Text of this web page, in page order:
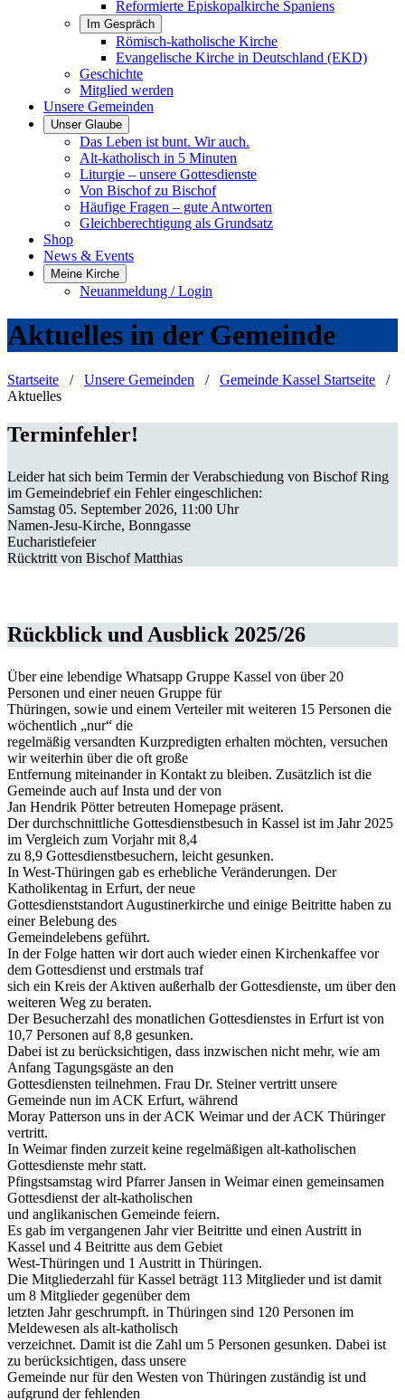
Reformierte Episkopalkirche Spaniens
Im Gespräch
Römisch-katholische Kirche
Evangelische Kirche in Deutschland (EKD)
Geschichte
Mitglied werden
Unsere Gemeinden
Unser Glaube
Das Leben ist bunt. Wir auch.
Alt-katholisch in 5 Minuten
Liturgie – unsere Gottesdienste
Von Bischof zu Bischof
Häufige Fragen – gute Antworten
Gleichberechtigung als Grundsatz
Shop
News & Events
Meine Kirche
Neuanmeldung / Login
Aktuelles in der Gemeinde
Startseite / Unsere Gemeinden / Gemeinde Kassel Startseite /
Aktuelles
Terminfehler!
Leider hat sich beim Termin der Verabschiedung von Bischof Ring
im Gemeindebrief ein Fehler eingeschlichen:
Samstag 05. September 2026, 11:00 Uhr
Namen-Jesu-Kirche, Bonngasse
Eucharistiefeier
Rücktritt von Bischof Matthias
Rückblick und Ausblick 2025/26
Über eine lebendige Whatsapp Gruppe Kassel von über 20
Personen und einer neuen Gruppe für
Thüringen, sowie und einem Verteiler mit weiteren 15 Personen die
wöchentlich „nur“ die
regelmäßig versandten Kurzpredigten erhalten möchten, versuchen
wir weiterhin über die oft große
Entfernung miteinander in Kontakt zu bleiben. Zusätzlich ist die
Gemeinde auch auf Insta und der von
Jan Hendrik Pötter betreuten Homepage präsent.
Der durchschnittliche Gottesdienstbesuch in Kassel ist im Jahr 2025
im Vergleich zum Vorjahr mit 8,4
zu 8,9 Gottesdienstbesuchern, leicht gesunken.
In West-Thüringen gab es erhebliche Veränderungen. Der
Katholikentag in Erfurt, der neue
Gottesdienststandort Augustinerkirche und einige Beitritte haben zu
einer Belebung des
Gemeindelebens geführt.
In der Folge hatten wir dort auch wieder einen Kirchenkaffee vor
dem Gottesdienst und erstmals traf
sich ein Kreis der Aktiven außerhalb der Gottesdienste, um über den
weiteren Weg zu beraten.
Der Besucherzahl des monatlichen Gottesdienstes in Erfurt ist von
10,7 Personen auf 8,8 gesunken.
Dabei ist zu berücksichtigen, dass inzwischen nicht mehr, wie am
Anfang Tagungsgäste an den
Gottesdiensten teilnehmen. Frau Dr. Steiner vertritt unsere
Gemeinde nun im ACK Erfurt, während
Moray Patterson uns in der ACK Weimar und der ACK Thüringer
vertritt.
In Weimar finden zurzeit keine regelmäßigen alt-katholischen
Gottesdienste mehr statt.
Pfingstsamstag wird Pfarrer Jansen in Weimar einen gemeinsamen
Gottesdienst der alt-katholischen
und anglikanischen Gemeinde feiern.
Es gab im vergangenen Jahr vier Beitritte und einen Austritt in
Kassel und 4 Beitritte aus dem Gebiet
West-Thüringen und 1 Austritt in Thüringen.
Die Mitgliederzahl für Kassel beträgt 113 Mitglieder und ist damit
um 8 Mitglieder gegenüber dem
letzten Jahr geschrumpft. in Thüringen sind 120 Personen im
Meldewesen als alt-katholisch
verzeichnet. Damit ist die Zahl um 5 Personen gesunken. Dabei ist
zu berücksichtigen, dass unsere
Gemeinde nur für den Westen von Thüringen zuständig ist und
aufgrund der fehlenden